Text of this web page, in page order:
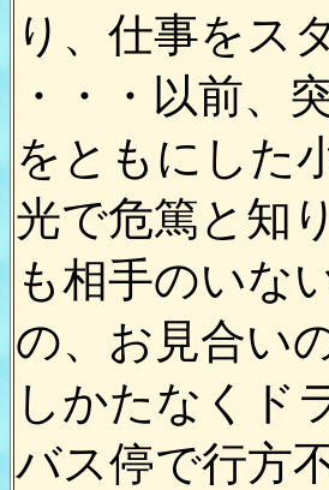
り、仕事をス
・・・以前、
をともにした
光で危篤と知
も相手のいな
の、お見合い
しかたなくド
バス停で行方